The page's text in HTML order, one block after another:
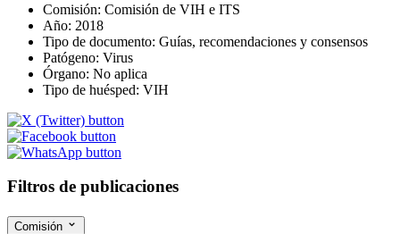
Comisión: Comisión de VIH e ITS
Año: 2018
Tipo de documento: Guías, recomendaciones y consensos
Patógeno: Virus
Órgano: No aplica
Tipo de huésped: VIH
Filtros de publicaciones
Comisión